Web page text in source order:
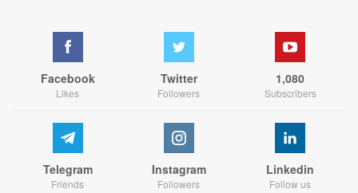
Facebook
Likes
Twitter
Followers
1,080
Subscribers
Telegram
Friends
Instagram
Followers
Linkedin
Follow us